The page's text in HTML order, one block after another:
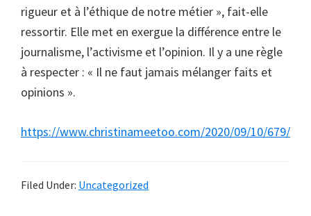
rigueur et à l’éthique de notre métier », fait-elle
ressortir. Elle met en exergue la différence entre le
journalisme, l’activisme et l’opinion. Il y a une règle
à respecter : « Il ne faut jamais mélanger faits et
opinions ».
https://www.christinameetoo.com/2020/09/10/679/
Filed Under: Uncategorized